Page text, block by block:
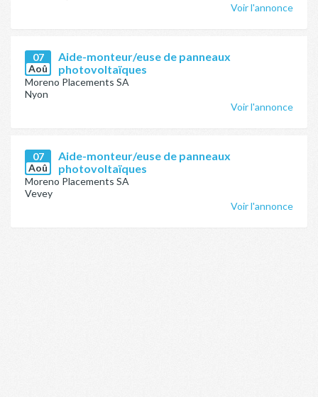
Voir l'annonce
07
Aoû
Aide-monteur/euse de panneaux
photovoltaïques
Moreno Placements SA
Nyon
Voir l'annonce
07
Aoû
Aide-monteur/euse de panneaux
photovoltaïques
Moreno Placements SA
Vevey
Voir l'annonce